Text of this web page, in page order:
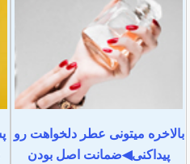
بالاخره میتونی عطر دلخواهت رو
پیداکنی◀ضمانت اصل بودن